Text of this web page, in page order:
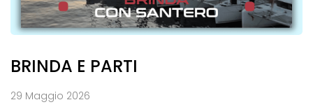
BRINDA E PARTI
29 Maggio 2026